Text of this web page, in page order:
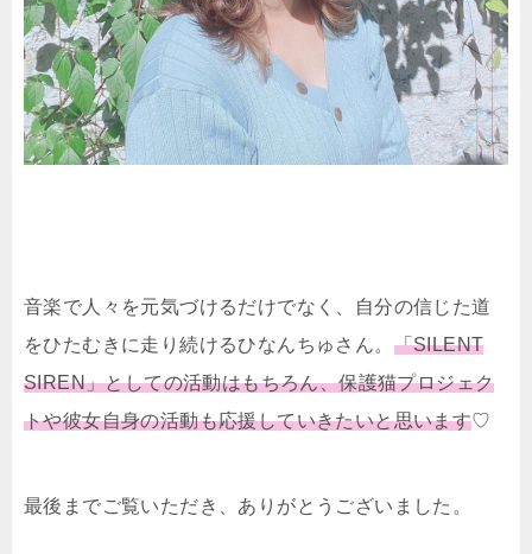
音楽で人々を元気づけるだけでなく、自分の信じた道
をひたむきに走り続けるひなんちゅさん。 「SILENT
SIREN」としての活動はもちろん、保護猫プロジェク
トや彼女自身の活動も応援していきたいと思います♡
最後までご覧いただき、ありがとうございました。